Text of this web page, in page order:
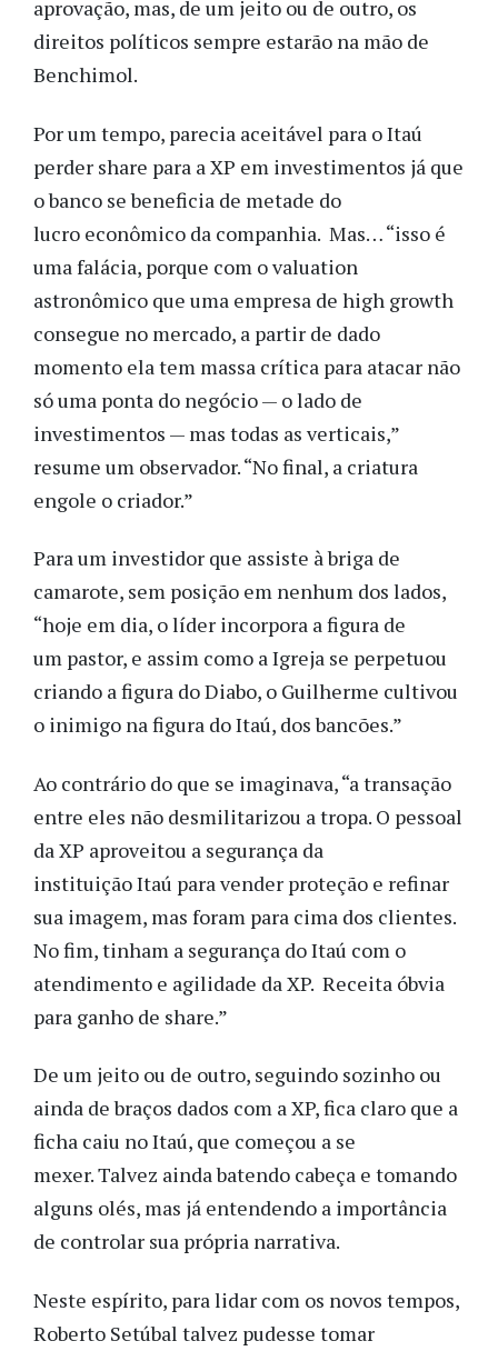
aprovação, mas, de um jeito ou de outro, os
direitos políticos sempre estarão na mão de
Benchimol.
Por um tempo, parecia aceitável para o Itaú
perder share para a XP em investimentos já que
o banco se beneficia de metade do
lucro econômico da companhia. Mas… “isso é
uma falácia, porque com o valuation
astronômico que uma empresa de high growth
consegue no mercado, a partir de dado
momento ela tem massa crítica para atacar não
só uma ponta do negócio — o lado de
investimentos — mas todas as verticais,”
resume um observador. “No final, a criatura
engole o criador.”
Para um investidor que assiste à briga de
camarote, sem posição em nenhum dos lados,
“hoje em dia, o líder incorpora a figura de
um pastor, e assim como a Igreja se perpetuou
criando a figura do Diabo, o Guilherme cultivou
o inimigo na figura do Itaú, dos bancões.”
Ao contrário do que se imaginava, “a transação
entre eles não desmilitarizou a tropa. O pessoal
da XP aproveitou a segurança da
instituição Itaú para vender proteção e refinar
sua imagem, mas foram para cima dos clientes.
No fim, tinham a segurança do Itaú com o
atendimento e agilidade da XP. Receita óbvia
para ganho de share.”
De um jeito ou de outro, seguindo sozinho ou
ainda de braços dados com a XP, fica claro que a
ficha caiu no Itaú, que começou a se
mexer. Talvez ainda batendo cabeça e tomando
alguns olés, mas já entendendo a importância
de controlar sua própria narrativa.
Neste espírito, para lidar com os novos tempos,
Roberto Setúbal talvez pudesse tomar